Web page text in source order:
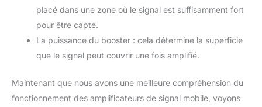
placé dans une zone où le signal est suffisamment fort
pour être capté.
La puissance du booster : cela détermine la superficie
que le signal peut couvrir une fois amplifié.
Maintenant que nous avons une meilleure compréhension du
fonctionnement des amplificateurs de signal mobile, voyons